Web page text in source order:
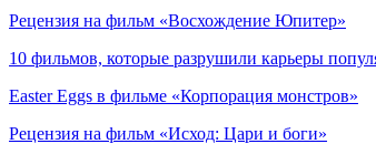
Рецензия на фильм «Восхождение Юпитер»
10 фильмов, которые разрушили карьеры
Easter Eggs в фильме «Корпорация монстров»
Рецензия на фильм «Исход: Цари и боги»